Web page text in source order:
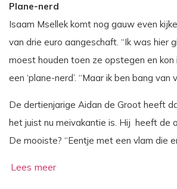
Plane-nerd
Isaam Msellek komt nog gauw even
van drie euro aangeschaft. “Ik was hier
moest houden toen ze opstegen en
een ‘plane-nerd’. “Maar ik ben bang
De dertienjarige Aidan de Groot heeft
het juist nu meivakantie is. Hij heeft de
De mooiste? “Eentje met een vlam die